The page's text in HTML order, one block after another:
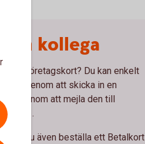
en kollega
ett företagskort? Du kan enkelt
genom att skicka in en
genom att mejla den till
com .
kan du även beställa ett Betalkort